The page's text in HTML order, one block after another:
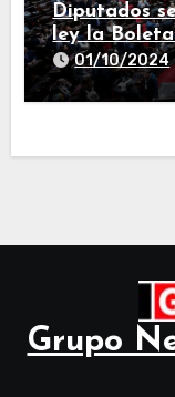
Diputados
ley la
larga sesión
01/10/2024
Grupo